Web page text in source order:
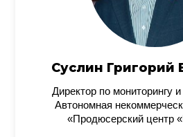
Суслин Григорий
Директор по мониторингу
Автономная
«Продюсерский центр